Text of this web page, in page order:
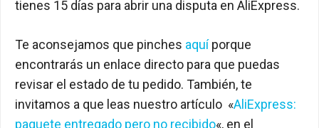
tienes 15 días para abrir una disputa en AliExpress.
Te aconsejamos que pinches aquíporque
encontrarás un enlace directo para que puedas
revisar el estado de tu pedido. También, te
invitamos a que leas nuestro artículo «AliExpress:
paquete entregado pero no recibido«, en el